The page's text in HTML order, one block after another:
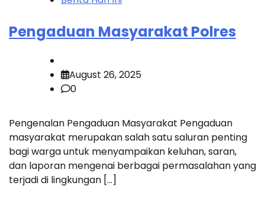
Pengaduan Masyarakat Polres
August 26, 2025
0
Pengenalan Pengaduan Masyarakat Pengaduan
masyarakat merupakan salah satu saluran penting
bagi warga untuk menyampaikan keluhan, saran,
dan laporan mengenai berbagai permasalahan yang
terjadi di lingkungan […]